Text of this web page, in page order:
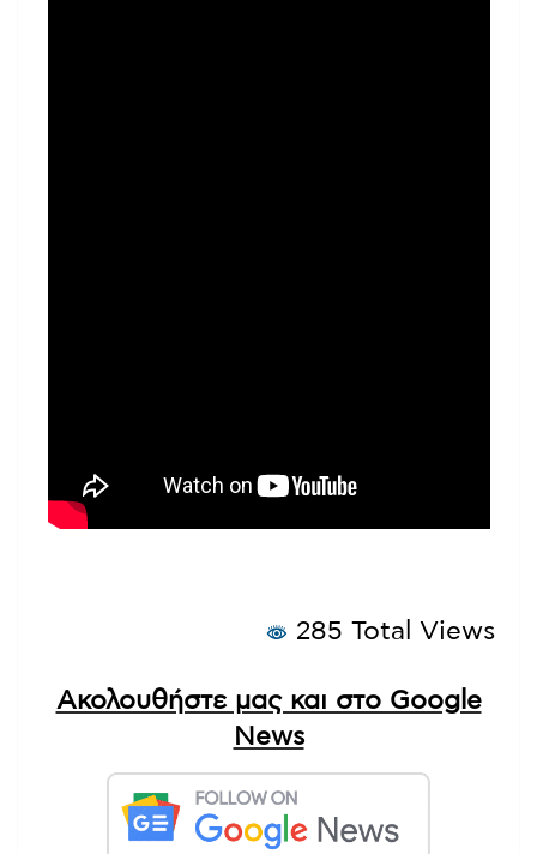
285 Total Views
Ακολουθήστε μας και στο Google
News